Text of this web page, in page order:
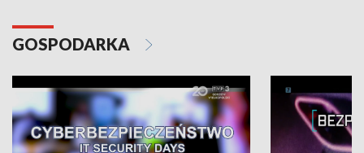
GOSPODARKA